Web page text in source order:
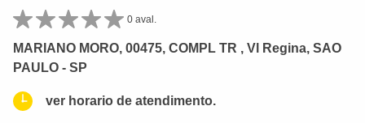
0 aval.
MARIANO MORO, 00475, COMPL TR , Vl Regina, SAO
PAULO - SP
ver horario de atendimento.